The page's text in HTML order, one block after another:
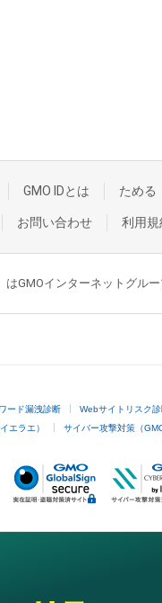
GMO IDとは ためる
お問い合わせ 利用規
はGMOインターネットグル
ード漏洩診断 Webサイトリスク
エラエ） サイバー攻撃対策（